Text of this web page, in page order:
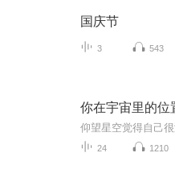
国庆节
3 543
你在宇宙里的位
24 1210